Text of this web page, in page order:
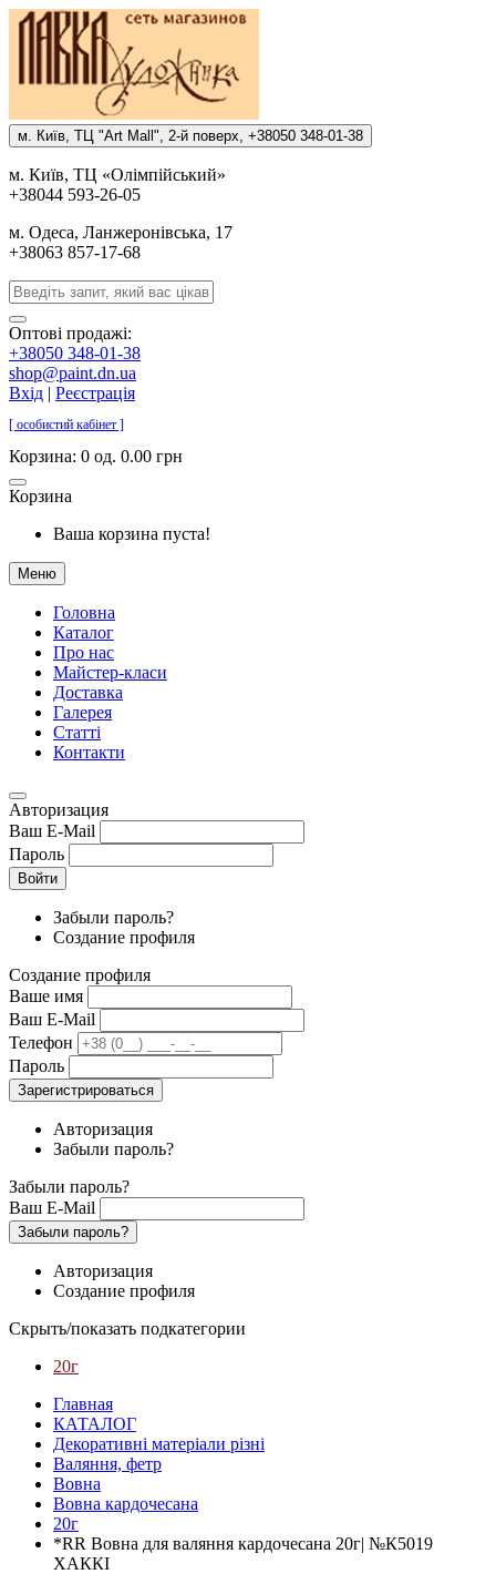
м. Киïв, ТЦ "Art Mall", 2-й поверх, +38050 348-01-38
м. Киïв, ТЦ «Олiмпiйський»
+38044 593-26-05
м. Одеса, Ланжеронiвська, 17
+38063 857-17-68
Оптові продажі:
+38050 348-01-38
shop@paint.dn.ua
Вхід | Реєстрація
[ особистий кабінет ]
Корзина: 0 од. 0.00 грн
Корзина
Ваша корзина пуста!
Меню
Головна
Каталог
Про нас
Майстер-класи
Доставка
Галерея
Статтi
Контакти
Авторизация
Ваш E-Mail
Пароль
Войти
Забыли пароль?
Создание профиля
Создание профиля
Ваше имя
Ваш E-Mail
Телефон
Пароль
Зарегистрироваться
Авторизация
Забыли пароль?
Забыли пароль?
Ваш E-Mail
Забыли пароль?
Авторизация
Создание профиля
Скрыть/показать подкатегории
20г
Главная
КАТАЛОГ
Декоративні матеріали різні
Валяння, фетр
Вовна
Вовна кардочесана
20г
*RR Вовна для валяння кардочесана 20г| №К5019
ХАККІ